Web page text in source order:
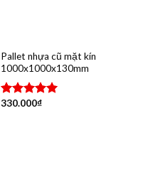
Pallet nhựa cũ mặt kín
1000x1000x130mm
Được xếp
330.000₫